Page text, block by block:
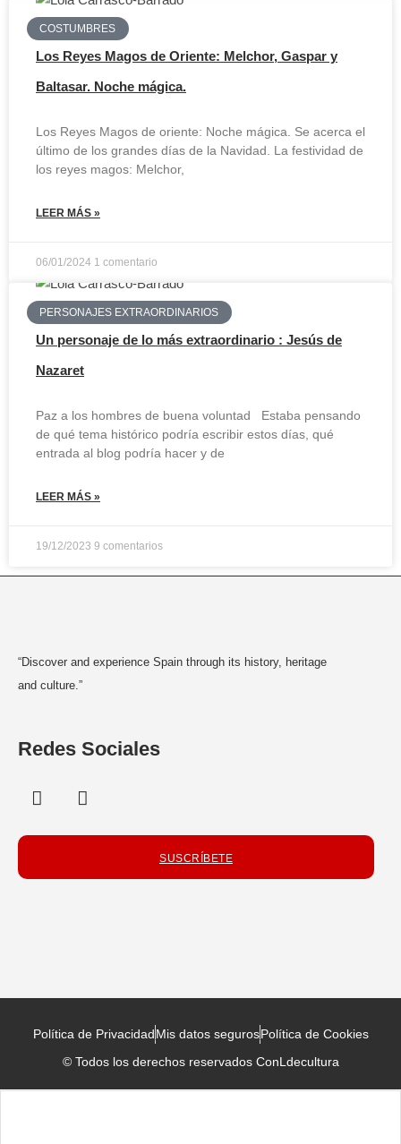
COSTUMBRES
Los Reyes Magos de Oriente: Melchor, Gaspar y
Baltasar. Noche mágica.
Los Reyes Magos de oriente: Noche mágica. Se acerca el
último de los grandes días de la Navidad. La festividad de
los reyes magos: Melchor,
LEER MÁS »
06/01/2024 1 comentario
PERSONAJES EXTRAORDINARIOS
Un personaje de lo más extraordinario : Jesús de
Nazaret
Paz a los hombres de buena voluntad Estaba pensando
de qué tema histórico podría escribir estos días, qué
entrada al blog podría hacer y de
LEER MÁS »
19/12/2023 9 comentarios
“Discover and experience Spain through its history, heritage
and culture.”
Redes Sociales
SUSCRÍBETE
© Todos los derechos reservados ConLdecultura
Política de PrivacidadMis datos segurosPolítica de Cookies